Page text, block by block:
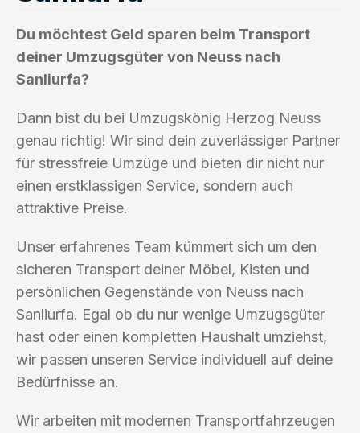
Du möchtest Geld sparen beim Transport
deiner Umzugsgüter von Neuss nach
Sanliurfa?
Dann bist du bei Umzugskönig Herzog Neuss
genau richtig! Wir sind dein zuverlässiger Partner
für stressfreie Umzüge und bieten dir nicht nur
einen erstklassigen Service, sondern auch
attraktive Preise.
Unser erfahrenes Team kümmert sich um den
sicheren Transport deiner Möbel, Kisten und
persönlichen Gegenstände von Neuss nach
Sanliurfa. Egal ob du nur wenige Umzugsgüter
hast oder einen kompletten Haushalt umziehst,
wir passen unseren Service individuell auf deine
Bedürfnisse an.
Wir arbeiten mit modernen Transportfahrzeugen